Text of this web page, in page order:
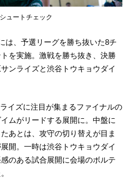
ュートチェック
は、予選リーグを勝ち抜いた8チ
を実施。激戦を勝ち抜き、決勝
ンライズと渋谷トウキョウダイ
イズに注目が集まるファイナルの
ムがリードする展開に。中盤に
あとは、攻守の切り替えが目ま
開。一時は渋谷トウキョウダイ
のある試合展開に会場のボルテ